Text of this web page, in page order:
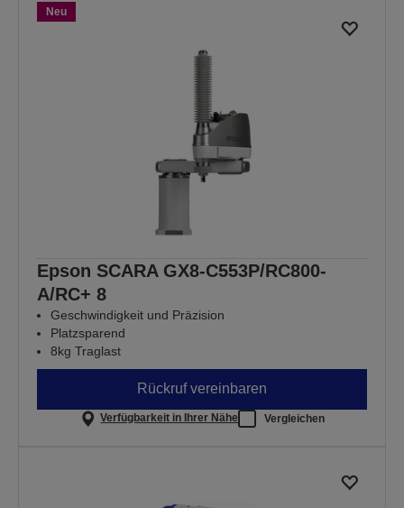
Neu
Epson SCARA GX8-C553P/RC800-
A/RC+ 8
Geschwindigkeit und Präzision
Platzsparend
8kg Traglast
Rückruf vereinbaren
Verfügbarkeit in Ihrer Nähe Vergleichen